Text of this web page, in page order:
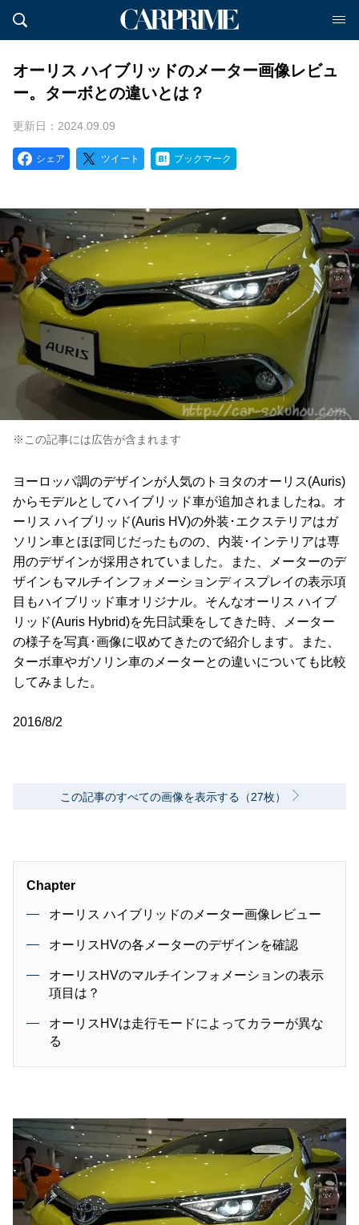
オーリス ハイブリッドのメーター画像レビュ
ー。ターボとの違いとは？
更新日：2024.09.09
シェア ツイート ブックマーク
※この記事には広告が含まれます
ヨーロッパ調のデザインが人気のトヨタのオーリス(Auris)
からモデルとしてハイブリッド車が追加されましたね。オ
ーリス ハイブリッド(Auris HV)の外装･エクステリアはガ
ソリン車とほぼ同じだったものの、内装･インテリアは専
用のデザインが採用されていました。また、メーターのデ
ザインもマルチインフォメーションディスプレイの表示項
目もハイブリッド車オリジナル。そんなオーリス ハイブ
リッド(Auris Hybrid)を先日試乗をしてきた時、メーター
の様子を写真･画像に収めてきたので紹介します。また、
ターボ車やガソリン車のメーターとの違いについても比較
してみました。
2016/8/2
この記事のすべての画像を表示する（27枚）
Chapter
オーリス ハイブリッドのメーター画像レビュー
オーリスHVの各メーターのデザインを確認
オーリスHVのマルチインフォメーションの表示
項目は？
オーリスHVは走行モードによってカラーが異な
る